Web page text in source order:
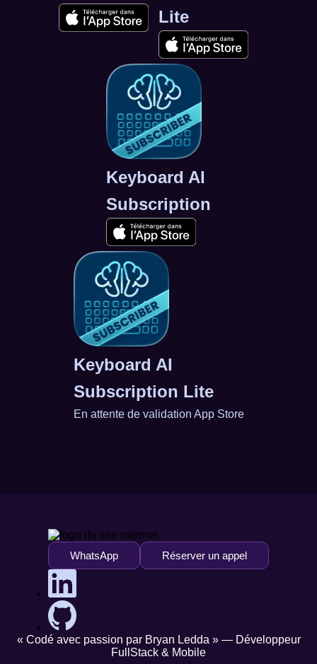
Lite
Keyboard AI
Subscription
Keyboard AI
Subscription Lite
En attente de validation App Store
WhatsApp Réserver un appel
« Codé avec passion par Bryan Ledda » — Développeur
FullStack & Mobile